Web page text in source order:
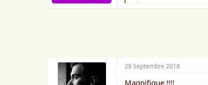
'
a
28 Septembre 2018
Magnifique !!!!